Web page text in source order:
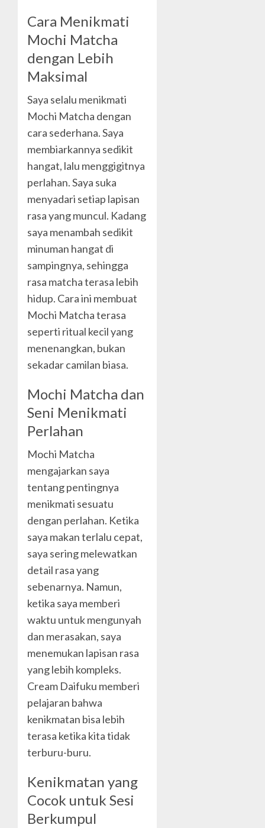
Cara Menikmati
Mochi Matcha
dengan Lebih
Maksimal
Saya selalu menikmati
Mochi Matcha dengan
cara sederhana. Saya
membiarkannya sedikit
hangat, lalu menggigitnya
perlahan. Saya suka
menyadari setiap lapisan
rasa yang muncul. Kadang
saya menambah sedikit
minuman hangat di
sampingnya, sehingga
rasa matcha terasa lebih
hidup. Cara ini membuat
Mochi Matcha terasa
seperti ritual kecil yang
menenangkan, bukan
sekadar camilan biasa.
Mochi Matcha dan
Seni Menikmati
Perlahan
Mochi Matcha
mengajarkan saya
tentang pentingnya
menikmati sesuatu
dengan perlahan. Ketika
saya makan terlalu cepat,
saya sering melewatkan
detail rasa yang
sebenarnya. Namun,
ketika saya memberi
waktu untuk mengunyah
dan merasakan, saya
menemukan lapisan rasa
yang lebih kompleks.
Cream Daifuku memberi
pelajaran bahwa
kenikmatan bisa lebih
terasa ketika kita tidak
terburu-buru.
Kenikmatan yang
Cocok untuk Sesi
Berkumpul